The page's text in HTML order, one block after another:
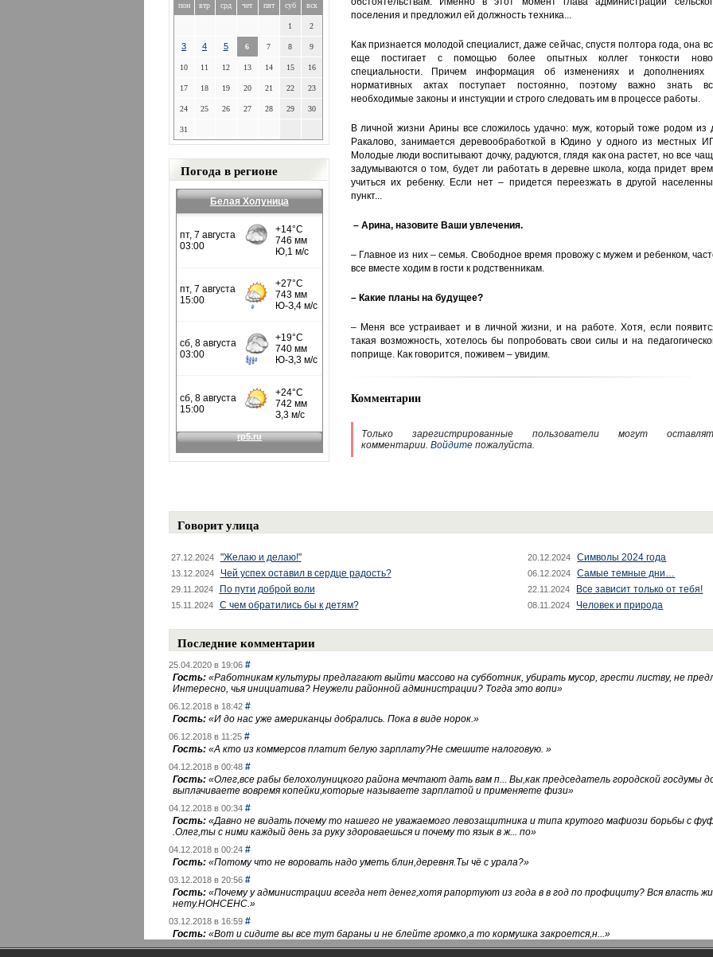
пон втр срд чет пят суб вск
1 2
3 4 5 6 7 8 9
10 11 12 13 14 15 16
17 18 19 20 21 22 23
24 25 26 27 28 29 30
31
Погода в регионе
Белая Холуница
поселения и предложил ей должность техника...
Как признается молодой специалист, даже сейчас, спустя полтора года, она
еще постигает с помощью более опытных коллег тонкости
специальности. Причем информация об изменениях и дополнениях
нормативных актах поступает постоянно, поэтому важно знать
необходимые законы и инстукции и строго следовать им в процессе работы.
В личной жизни Арины все сложилось удачно: муж, который тоже родом из
Ракалово, занимается деревообработкой в Юдино у одного из местных
Молодые люди воспитывают дочку, радуются, глядя как она растет, но все
задумываются о том, будет ли работать в деревне школа, когда придет
учиться их ребенку. Если нет – придется переезжать в другой
пункт...
– Арина, назовите Ваши увлечения.
– Главное из них – семья. Свободное время провожу с мужем и ребенком,
все вместе ходим в гости к родственникам.
– Какие планы на будущее?
– Меня все устраивает и в личной жизни, и на работе. Хотя, если
такая возможность, хотелось бы попробовать свои силы и на
поприще. Как говорится, поживем – увидим.
Комментарии
Только зарегистрированные пользователи могут
комментарии. Войдитепожалуйста.
Говорит улица
27.12.2024 "Желаю и делаю!" 20.12.2024 Символы 2024 года
13.12.2024 Чей успех оставил в сердце радость? 06.12.2024 Самые темные дни…
29.11.2024 По пути доброй воли 22.11.2024 Все зависит только от тебя!
15.11.2024 С чем обратились бы к детям? 08.11.2024 Человек и природа
Последние комментарии
25.04.2020 в 19:06 #
Гость: «Работникам культуры предлагают выйти массово на субботник, убирать мусор, грести листву, не
Интересно, чья инициатива? Неужели районной администрации? Тогда это вопи»
06.12.2018 в 18:42 #
Гость: «И до нас уже американцы добрались. Пока в виде норок.»
06.12.2018 в 11:25 #
Гость: «А кто из коммерсов платит белую зарплату?Не смешите налоговую. »
04.12.2018 в 00:48 #
Гость: «Олег,все рабы белохолуницкого района мечтают дать вам п... Вы,как председатель городской госдумы
выплачиваете вовремя копейки,которые называете зарплатой и применяете физи»
04.12.2018 в 00:34 #
Гость: «Давно не видать почему то нашего не уважаемого левозащитника и типа крутого мафиози борьбы с
.Олег,ты с ними каждый день за руку здороваешься и почему то язык в ж... по»
04.12.2018 в 00:24 #
Гость: «Потому что не воровать надо уметь блин,деревня.Ты чё с урала?»
03.12.2018 в 20:56 #
Гость: «Почему у администрации всегда нет денег,хотя рапортуют из года в в год по профициту? Вся власть
нету.НОНСЕНС.»
03.12.2018 в 16:59 #
Гость: «Вот и сидите вы все тут бараны и не блейте громко,а то кормушка закроется,н...»